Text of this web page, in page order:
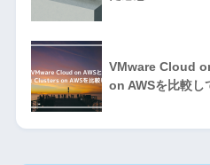
VMware Cloud
on AWSを比較し